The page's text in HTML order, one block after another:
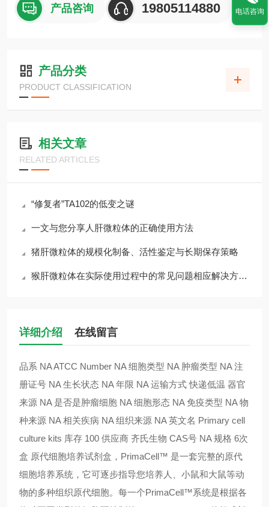
产品咨询 19805114880
产品分类
PRODUCT CLASSIFICATION
相关文章
RELATED ARTICLES
“修复者”TA102的低变之谜
一文与您分享人肝微粒体的正确使用方法
猪肝微粒体的规模化制备、活性鉴定与长期保存策略
猴肝微粒体在实际使用过程中的常见问题相应解决方法分享
详细介绍 在线留言
品系 NA ATCC Number NA 细胞类型 NA 肿瘤类型 NA 注
册证号 NA 生长状态 NA 年限 NA 运输方式 快递低温 器官
来源 NA 是否是肿瘤细胞 NA 细胞形态 NA 免疫类型 NA 物
种来源 NA 相关疾病 NA 组织来源 NA 英文名 Primary cell
culture kits 库存 100 供应商 齐氏生物 CAS号 NA 规格 6次
盒 原代细胞培养试剂盒，PrimaCell™ 是一套完整的原代
细胞培养系统，它可逐步指导您培养人、小鼠和大鼠等动
物的多种组织原代细胞。每一个PrimaCell™系统是根据各
电话咨询